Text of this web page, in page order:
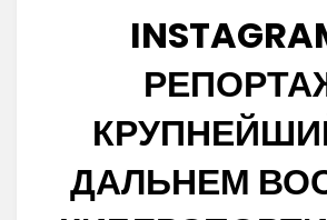
ДАЛЬНЕМ